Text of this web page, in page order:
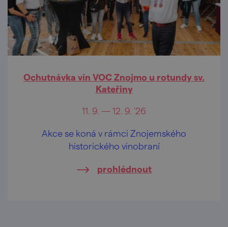
Ochutnávka vín VOC Znojmo u rotundy sv.
Kateřiny
11. 9. — 12. 9. '26
Akce se koná v rámci Znojemského
historického vinobraní
prohlédnout